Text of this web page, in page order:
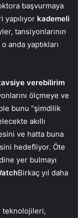
başvurmaya
yapılıyor kademeli
tansiyonlarının
anda yaptıkları
verebilirim
ölçmeye ve
bunu “şimdilik
akıllı
ve hatta buna
hedefliyor. Öte
yer bulmayı
Birkaç yıl daha
teknolojileri,